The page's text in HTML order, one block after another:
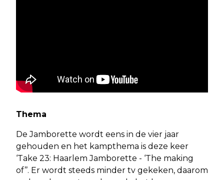
Thema
De Jamborette wordt eens in de vier jaar
gehouden en het kampthema is deze keer
‘Take 23: Haarlem Jamborette - ‘The making
of’’. Er wordt steeds minder tv gekeken, daarom